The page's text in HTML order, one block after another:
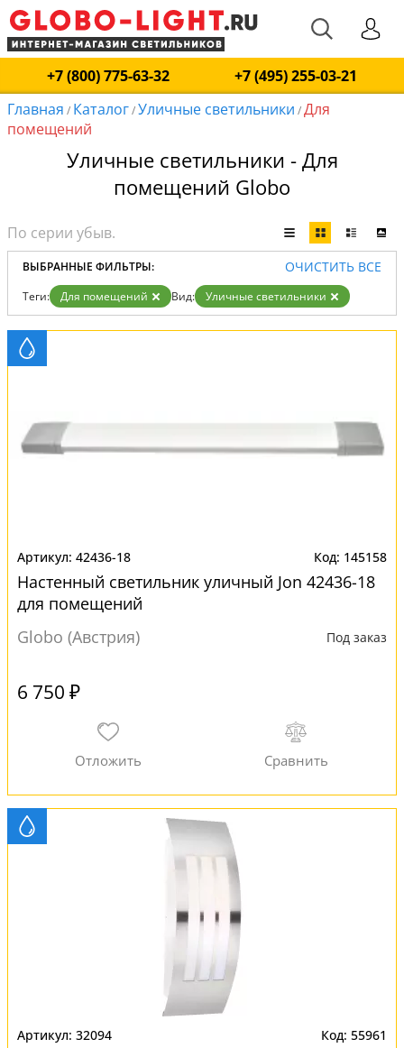
+7 (800) 775-63-32
+7 (495) 255-03-21
Главная / Каталог/Уличные светильники /Для
помещений
Уличные светильники - Для
помещений Globo
ВЫБРАННЫЕ ФИЛЬТРЫ: ОЧИСТИТЬ ВСЕ
Теги: Для помещений Вид: Уличные светильники
42436-18 145158
Настенный светильник уличный Jon 42436-18
для помещений
Globo (Австрия)
Под заказ
6 750 ₽
32094 55961